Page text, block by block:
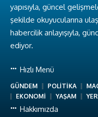
yapısıyla, güncel
şekilde okuyucularına
habercilik anlayışıyla,
ediyor.
Hızlı Menü
GÜNDEM POLİTİKA
EKONOMİ
YAŞAM
Hakkımızda